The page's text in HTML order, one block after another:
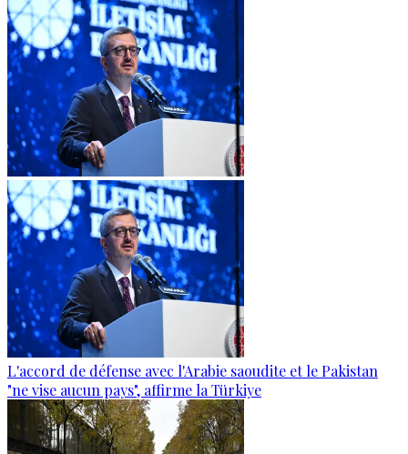
L'accord de défense avec l'Arabie saoudite et le Pakistan
"ne vise aucun pays", affirme la Türkiye